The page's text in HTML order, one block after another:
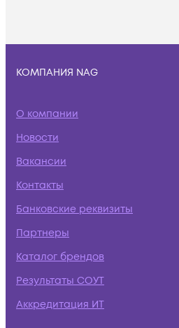
КОМПАНИЯ NAG
О компании
Новости
Вакансии
Контакты
Банковские реквизиты
Партнеры
Каталог брендов
Результаты СОУТ
Аккредитация ИТ